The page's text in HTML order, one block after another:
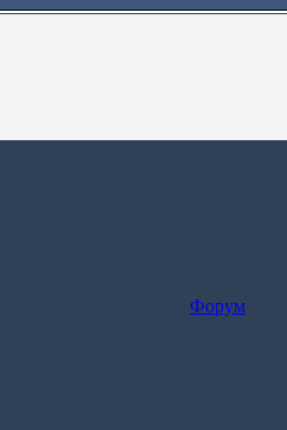
Форум